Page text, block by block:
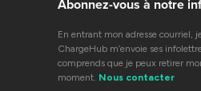
Abonnez-vous à notre
En entrant mon adresse courriel,
ChargeHub m’envoie ses
comprends que je peux retirer
moment. Nous contacter